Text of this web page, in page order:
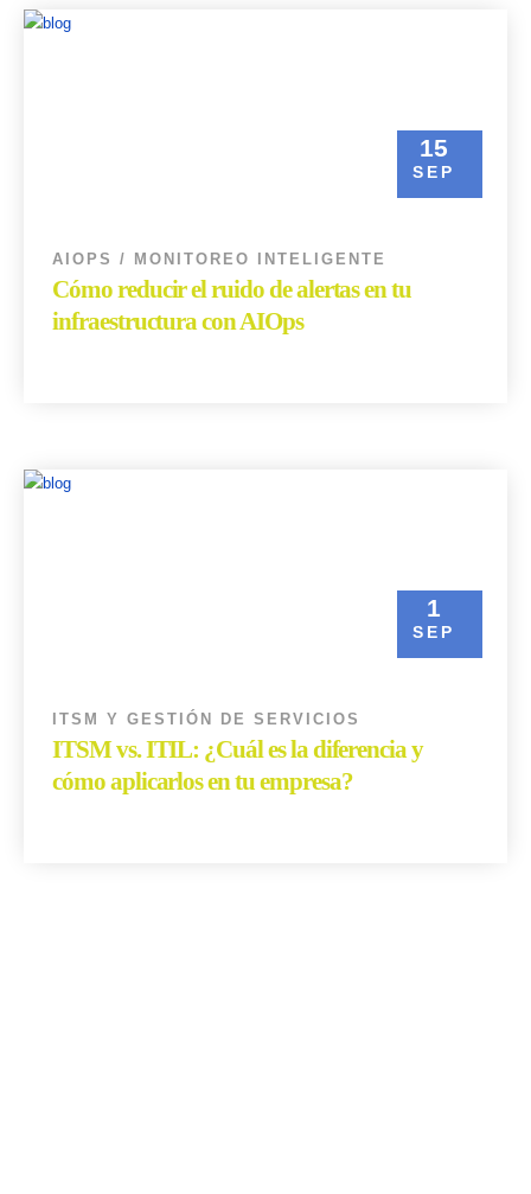
15
SEP
AIOPS / MONITOREO INTELIGENTE
Cómo reducir el ruido de alertas en tu
infraestructura con AIOps
1
SEP
ITSM Y GESTIÓN DE SERVICIOS
ITSM vs. ITIL: ¿Cuál es la diferencia y
cómo aplicarlos en tu empresa?